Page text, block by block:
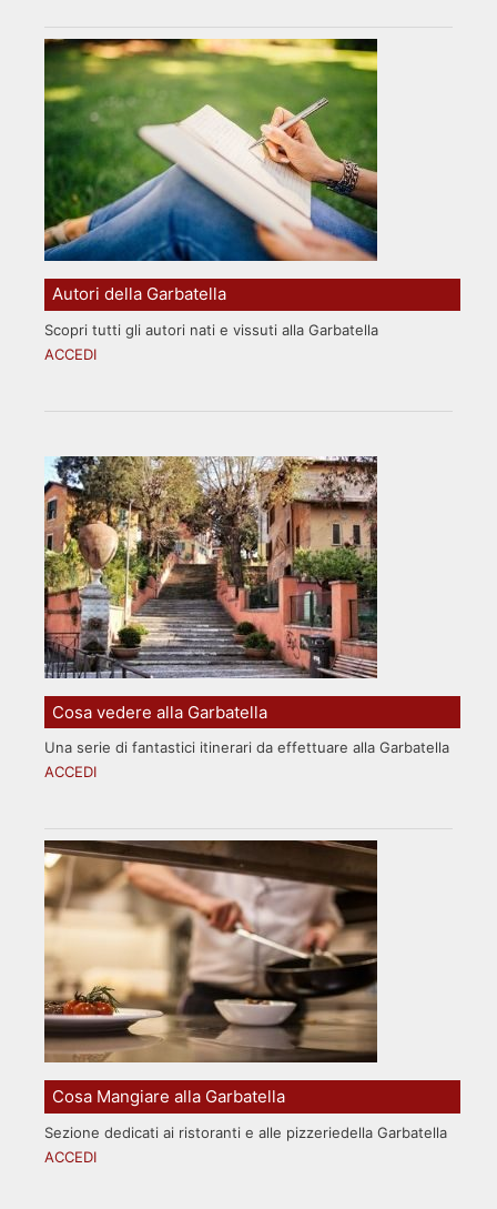
Autori della Garbatella
Scopri tutti gli autori nati e vissuti alla Garbatella
ACCEDI
Cosa vedere alla Garbatella
Una serie di fantastici itinerari da effettuare alla Garbatella
ACCEDI
Cosa Mangiare alla Garbatella
Sezione dedicati ai ristoranti e alle pizzeriedella Garbatella
ACCEDI